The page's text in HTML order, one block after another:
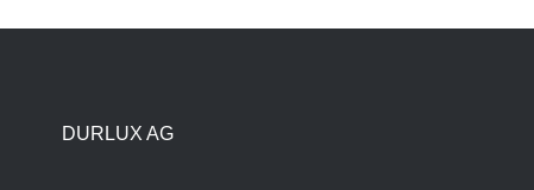
DURLUX AG